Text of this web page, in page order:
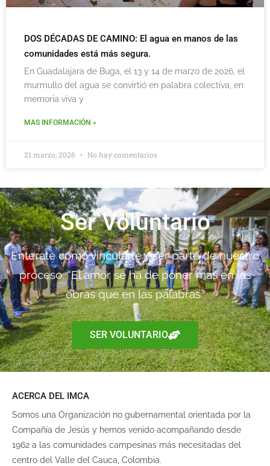
DOS DÉCADAS DE CAMINO: El agua en manos de las
comunidades está más segura.
En Guadalajara de Buga, el 13 y 14 de marzo de 2026, el
murmullo del agua se convirtió en palabra colectiva, en
memoria viva y
MAS INFORMACIÓN »
21 marzo, 2026 No hay comentarios
Ser Voluntario
Enterate como vincularte y ser parte de nuestro
proceso. “El amor se ha de poner más en las
obras que en las palabras”
SER VOLUNTARIO
ACERCA DEL IMCA
Somos una Organización no gubernamental orientada por la
Compañía de Jesús y hemos venido acompañando desde
1962 a las comunidades campesinas más necesitadas del
centro del Valle del Cauca, Colombia.